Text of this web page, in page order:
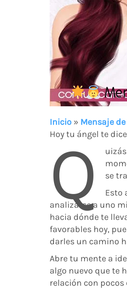
Inicio » Mensaje
Hoy tu ángel te dice
Q
se
Esto
analizarse a uno
hacia dónde te
favorables hoy,
darles un camino
Abre tu mente a
algo nuevo que te
relación con pocos